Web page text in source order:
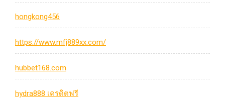
hongkong456
https://www.mfj889xx.com/
hubbet168.com
hydra888 เครดิตฟรี